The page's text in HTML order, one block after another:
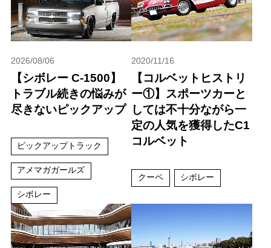
2026/08/06
【シボレー C-1500】
トラブル続きの悩みが
尽きないピックアップ
ピックアップトラック
アメマガガールズ
シボレー
2020/11/16
【コルベットヒストリ
ー①】スポーツカーと
しては不十分ながら一
定の人気を獲得したC1
コルベット
クーペ シボレー